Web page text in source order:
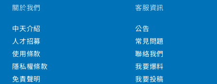
關於我們
中天介紹
人才招募
使用條款
隱私權條款
免責聲明
客服資訊
公告
常見問題
聯絡我們
我要爆料
我要投稿